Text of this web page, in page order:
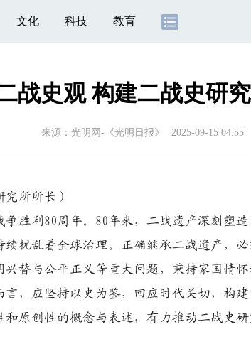
文化 科技 教育
战史观 构建二战史研
来源： 光明网-《光明日报》 2025-09-15 04:55
所所长）
利80周年。80年来，二战遗产深刻塑造
扰乱着全球治理。正确继承二战遗产，
替与公平正义等重大问题，秉持家国情
，应坚持以史为鉴，回应时代关切，构
原创性的概念与表述，有力推动二战史